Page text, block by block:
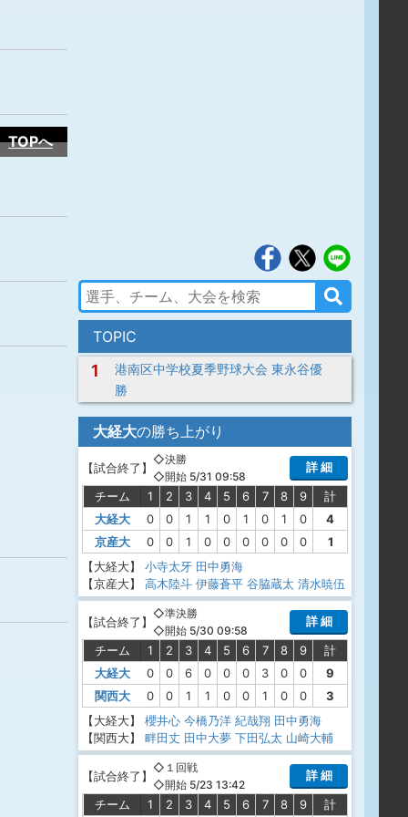
TOPへ
TOPIC
1
港南区中学校夏季野球大会 東永谷優
勝
大経大の勝ち上がり
【試合終了】
◇決勝
◇開始 5/31 09:58
詳 細
チーム 1 2 3 4 5 6 7 8 9
計
大経大
0 0 1 1 0 1 0 1 0
4
京産大
0 0 1 0 0 0 0 0 0
1
【大経大】
小寺太牙 田中勇海
【京産大】
高木陸斗 伊藤蒼平 谷脇蔵太 清水暁伍
【試合終了】
◇準決勝
◇開始 5/30 09:58
詳 細
チーム 1 2 3 4 5 6 7 8 9
計
大経大
0 0 6 0 0 0 3 0 0
9
関西大
0 0 1 1 0 0 1 0 0
3
【大経大】
櫻井心 今橋乃洋 紀哉翔 田中勇海
【関西大】
畔田丈 田中大夢 下田弘太 山崎大輔
【試合終了】
◇１回戦
◇開始 5/23 13:42
詳 細
チーム 1 2 3 4 5 6 7 8 9 計